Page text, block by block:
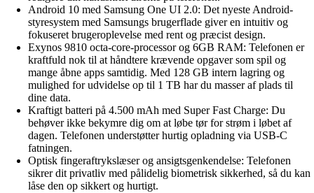
Android 10 med Samsung One UI 2.0: Det nyeste Android-
styresystem med Samsungs brugerflade giver en intuitiv og
fokuseret brugeroplevelse med rent og præcist design.
Exynos 9810 octa-core-processor og 6GB RAM: Telefonen er
kraftfuld nok til at håndtere krævende opgaver som spil og
mange åbne apps samtidig. Med 128 GB intern lagring og
mulighed for udvidelse op til 1 TB har du masser af plads til
dine data.
Kraftigt batteri på 4.500 mAh med Super Fast Charge: Du
behøver ikke bekymre dig om at løbe tør for strøm i løbet af
dagen. Telefonen understøtter hurtig opladning via USB-C
fatningen.
Optisk fingeraftrykslæser og ansigtsgenkendelse: Telefonen
sikrer dit privatliv med pålidelig biometrisk sikkerhed, så du kan
låse den op sikkert og hurtigt.